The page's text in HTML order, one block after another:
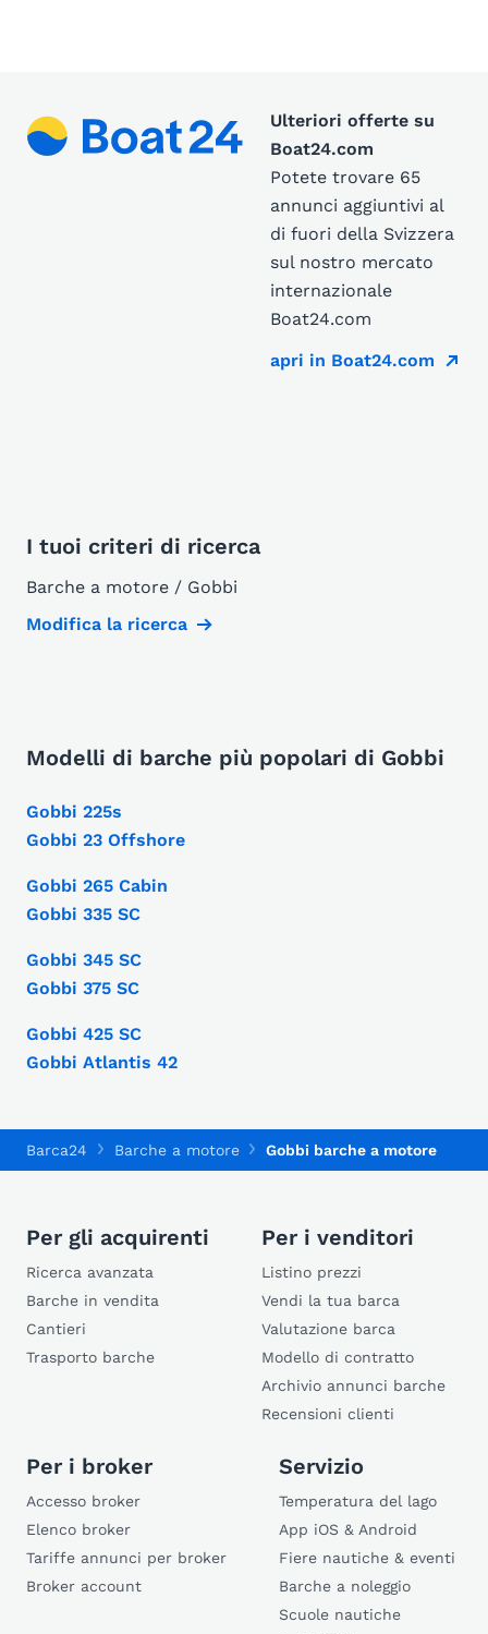
Ulteriori offerte su
Boat24.com
Potete trovare 65
annunci aggiuntivi al
di fuori della Svizzera
sul nostro mercato
internazionale
Boat24.com
apri in Boat24.com
I tuoi criteri di ricerca
Barche a motore / Gobbi
Modifica la ricerca
Modelli di barche più popolari di Gobbi
Gobbi 225s
Gobbi 23 Offshore
Gobbi 265 Cabin
Gobbi 335 SC
Gobbi 345 SC
Gobbi 375 SC
Gobbi 425 SC
Gobbi Atlantis 42
Barca24 Barche a motore Gobbi barche a motore
Per gli acquirenti
Ricerca avanzata
Barche in vendita
Cantieri
Trasporto barche
Per i venditori
Listino prezzi
Vendi la tua barca
Valutazione barca
Modello di contratto
Archivio annunci barche
Recensioni clienti
Per i broker
Accesso broker
Elenco broker
Tariffe annunci per broker
Broker account
Servizio
Temperatura del lago
App iOS & Android
Fiere nautiche & eventi
Barche a noleggio
Scuole nautiche